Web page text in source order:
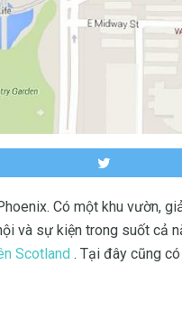
Có một khu vườn,
và sự kiện trong suốt cả
Scotland . Tại đây cũng có